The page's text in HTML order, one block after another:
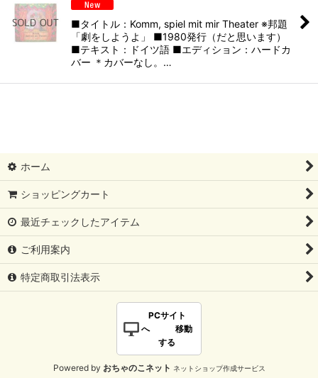
絞り込む
■タイトル：Komm, spiel mit mir Theater ※邦題
「劇をしようよ」 ■1980発行（だと思います）
■テキスト：ドイツ語 ■エディション：ハードカ
バー ＊カバーなし。…
ホーム
ショッピングカート
最近チェックしたアイテム
ご利用案内
特定商取引法表示
PCサイト
へ 移動
する
Powered by おちゃのこネット ネットショップ作成サービス